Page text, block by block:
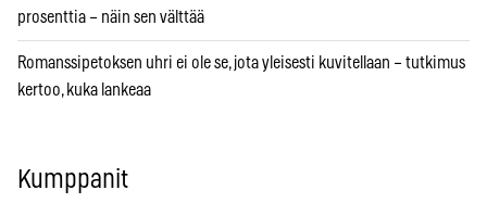
prosenttia – näin sen välttää
Romanssipetoksen uhri ei ole se, jota yleisesti kuvitellaan – tutkimus
kertoo, kuka lankeaa
Kumppanit